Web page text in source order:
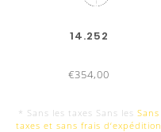
14.252
€354,00
* Sans les taxes Sans les Sans
taxes et sans frais d‘expédition